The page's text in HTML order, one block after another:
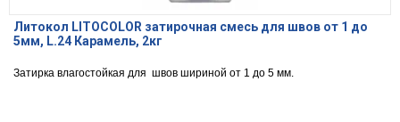
Литокол LITOCOLOR затирочная смесь для швов от 1 до
5мм, L.24 Карамель, 2кг
Затирка влагостойкая для швов шириной от 1 до 5 мм.